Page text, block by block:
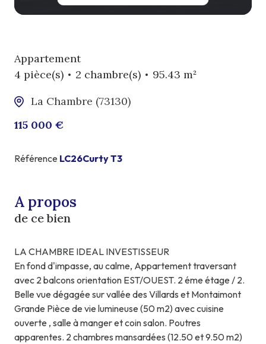
Appartement
4 pièce(s)
2 chambre(s)
95.43 m²
La Chambre (73130)
115 000 €
Référence LC26Curty T3
A propos
de ce bien
LA CHAMBRE IDEAL INVESTISSEUR
En fond d'impasse, au calme, Appartement traversant
avec 2 balcons orientation EST/OUEST. 2 éme étage / 2.
Belle vue dégagée sur vallée des Villards et Montaimont
Grande Pièce de vie lumineuse (50 m2) avec cuisine
ouverte , salle à manger et coin salon. Poutres
apparentes. 2 chambres mansardées (12.50 et 9.50 m2)